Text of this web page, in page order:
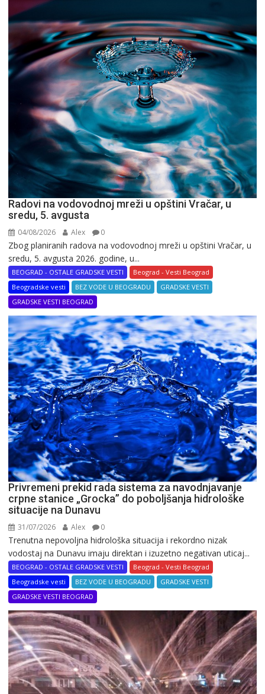
Radovi na vodovodnoj mreži u opštini Vračar, u
sredu, 5. avgusta
04/08/2026 Alex 0
Zbog planiranih radova na vodovodnoj mreži u opštini Vračar, u
sredu, 5. avgusta 2026. godine, u...
BEOGRAD - OSTALE GRADSKE VESTI
Beograd - Vesti Beograd
Beogradske vesti
BEZ VODE U BEOGRADU
GRADSKE VESTI
GRADSKE VESTI BEOGRAD
Privremeni prekid rada sistema za navodnjavanje
crpne stanice „Grocka” do poboljšanja hidrološke
situacije na Dunavu
31/07/2026 Alex 0
Trenutna nepovoljna hidrološka situacija i rekordno nizak
vodostaj na Dunavu imaju direktan i izuzetno negativan uticaj...
BEOGRAD - OSTALE GRADSKE VESTI
Beograd - Vesti Beograd
Beogradske vesti
BEZ VODE U BEOGRADU
GRADSKE VESTI
GRADSKE VESTI BEOGRAD